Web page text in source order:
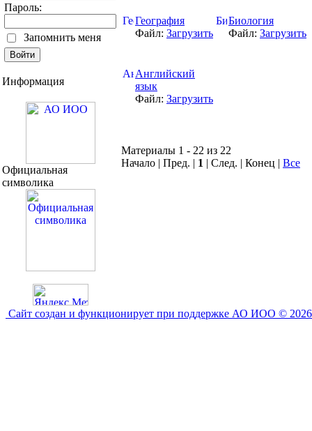
Пароль:
Запомнить меня
Информация
Официальная
символика
География
Файл: Загрузить
Биология
Файл: Загрузить
Английский
язык
Файл: Загрузить
Материалы 1 - 22 из 22
Начало | Пред. | 1 | След. | Конец | Все
Сайт создан и функционирует при поддержке АО ИОО © 2026